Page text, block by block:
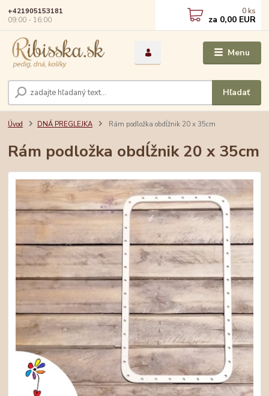
Menu
Hľadať
+421905153181
09:00 - 16:00
0 ks
za 0,00 EUR
Úvod DNÁ PREGLEJKA Rám podložka obdĺžnik 20 x 35cm
Rám podložka obdĺžnik 20 x 35cm